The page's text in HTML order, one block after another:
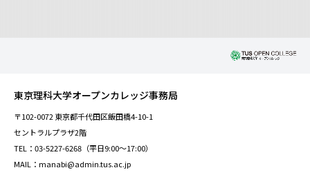
東京理科大学オープンカレッジ事務局
〒102-0072 東京都千代田区飯田橋4-10-1
セントラルプラザ2階
TEL：03-5227-6268（平日9:00～17:00）
MAIL：manabi@admin.tus.ac.jp